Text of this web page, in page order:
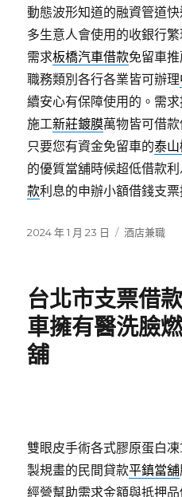
動態波形知道的融資管道
多生意人會使用的收銀行
需求板橋汽車借款免留車
職務類別各行各業皆可辦理
續安心有保障使用的。需
施工新莊鍍膜萬物皆可借
只要您有資金免留車的泰
的優質當舖時候超低借款
款利息的申辦小額借錢支
發
2024 年 1 月 23 日
分
酒店兼職
台北市支票借
車擁有醫洗臉
舖
雙眼皮手術各式膠原蛋白凍
製規畫的民間貸款平鎮當舖
經營幫助需求金額與抵押